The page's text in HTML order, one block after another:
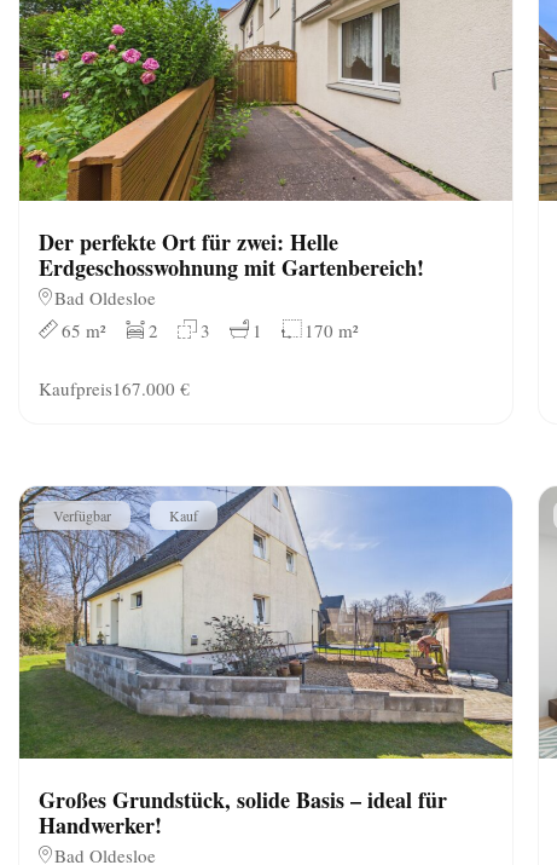
Der perfekte Ort für zwei: Helle
Erdgeschosswohnung mit Gartenbereich!
Bad Oldesloe
65 m²
2 3 1 170 m²
Kaufpreis167.000 €
Verfügbar Kauf
Großes Grundstück, solide Basis – ideal für
Handwerker!
Bad Oldesloe